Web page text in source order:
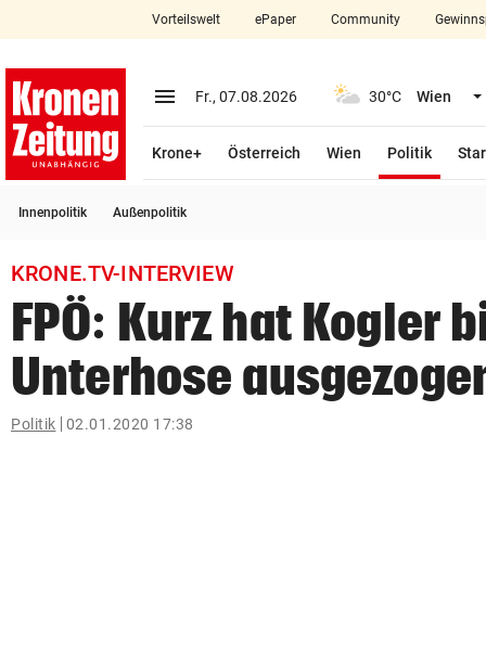
closeSchließen
account_circle Anmelden
arrow_right
bookmark Merkliste
search
Suchbegriff
eingeben
Vorteilswelt ePaper Community
menu Menü aufklappen
Fr., 07.08.2026 30°C Wien
Krone+ Österreich Wien Politik
Innenpolitik Außenpolitik
KRONE.TV-INTERVIEW
FPÖ: Kurz hat Kogler
Unterhose
Politik 02.01.2020 17:38